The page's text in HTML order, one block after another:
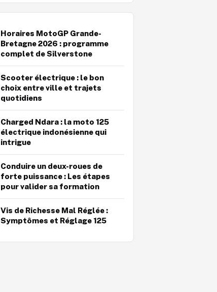
Horaires MotoGP Grande-
Bretagne 2026 : programme
complet de Silverstone
Scooter électrique : le bon
choix entre ville et trajets
quotidiens
Charged Ndara : la moto 125
électrique indonésienne qui
intrigue
Conduire un deux-roues de
forte puissance : Les étapes
pour valider sa formation
Vis de Richesse Mal Réglée :
Symptômes et Réglage 125